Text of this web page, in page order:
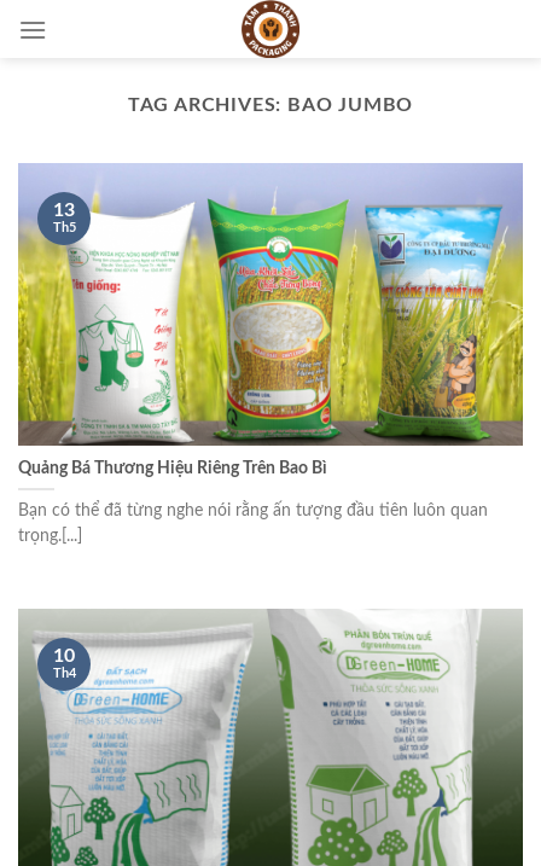
TAG ARCHIVES:
BAO JUMBO
Quảng Bá Thương Hiệu Riêng Trên Bao Bì
Bạn có thể đã từng nghe nói rằng ấn tượng đầu tiên luôn quan
trọng.[...]
13
Th5
10
Th4